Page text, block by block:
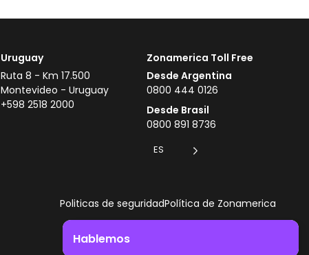
Uruguay
Ruta 8 - Km 17.500
Montevideo - Uruguay
+598 2518 2000
Zonamerica Toll Free
Desde Argentina
0800 444 0126
Desde Brasil
0800 891 8736
ES
Politicas de seguridadPolítica de Zonamerica
Hablemos